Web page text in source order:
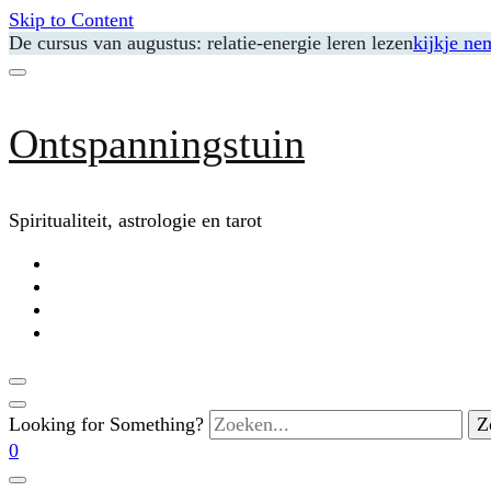
Skip to Content
De cursus van augustus: relatie-energie leren lezenkijkje
Ontspanningstuin
Spiritualiteit, astrologie en tarot
Looking for Something?
0